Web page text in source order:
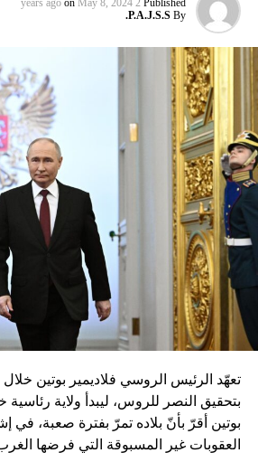
By
P.A.J.S.S.
تعهّد الرئيس الروسي فلاديمير بوتين
بتحقيق النصر للروس، ليبدأ ولاية
بوتين أقرّ بأنّ بلاده تمرّ بفترة صعبة،
العقوبات غير المسبوقة التي فرضها